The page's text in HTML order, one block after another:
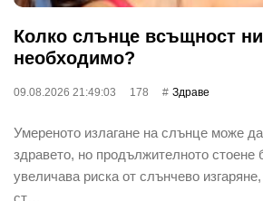
Колко слънце всъщност
необходимо?
09.08.2026 21:49:03 178 Здраве
Умереното излагане на слънце може
здравето, но продължителното стоене
увеличава риска от слънчево
ст…